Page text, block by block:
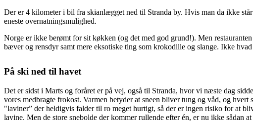
Der er 4 kilometer i bil fra skianlægget ned til Stranda by. Hvis man da ikke
eneste overnatningsmulighed.
Norge er ikke berømt for sit køkken (og det med god grund!). Men
bæver og rensdyr samt mere eksotiske ting som krokodille og slange. Ikke
På ski ned til havet
Det er sidst i Marts og foråret er på vej, også til Stranda, hvor vi næste dag
vores medbragte frokost. Varmen betyder at sneen bliver tung og våd, og hvert
"laviner” der heldigvis falder til ro meget hurtigt, så der er ingen risiko for at
lavine. Men de store snebolde der kommer rullende efter én, er nu ikke sådan at